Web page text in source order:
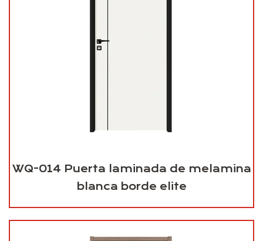
WQ-014 Puerta laminada de melamina
blanca borde elite